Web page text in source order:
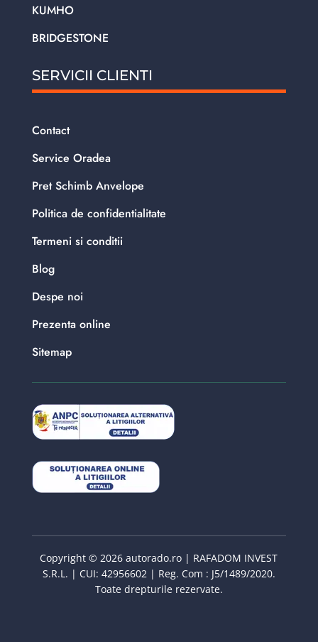
KUMHO
BRIDGESTONE
SERVICII CLIENTI
Contact
Service Oradea
Pret Schimb Anvelope
Politica de confidentialitate
Termeni si conditii
Blog
Despe noi
Prezenta online
Sitemap
Copyright © 2026 autorado.ro | RAFADOM INVEST
S.R.L. | CUI: 42956602 | Reg. Com : J5/1489/2020.
Toate drepturile rezervate.